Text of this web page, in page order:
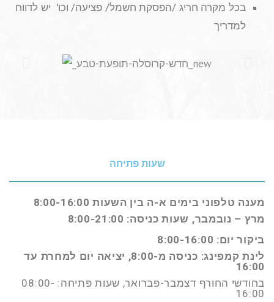
בכל מקרה חריג /הפסקת חשמל/ פציעה/ וכו' יש לדווח
למדריך
שעות פתיחה
מענה טלפוני בימים א-ה בין השעות 8:00-16:00
מרץ – נובמבר, שעות כניסה: 8:00-21:00
ביקור יום: 8:00-16:00
לינת קמפינג: כניסה מ-8:00, יציאה יום למחרת עד
16:00
בחודשי החורף דצמבר-פברואר, שעות פתיחה: 08:00-
16:00